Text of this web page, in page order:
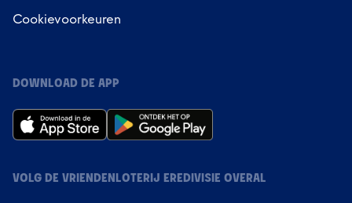
Cookievoorkeuren
DOWNLOAD DE APP
VOLG DE VRIENDENLOTERIJ EREDIVISIE OVERAL